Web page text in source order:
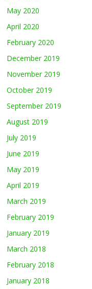
May 2020
April 2020
February 2020
December 2019
November 2019
October 2019
September 2019
August 2019
July 2019
June 2019
May 2019
April 2019
March 2019
February 2019
January 2019
March 2018
February 2018
January 2018